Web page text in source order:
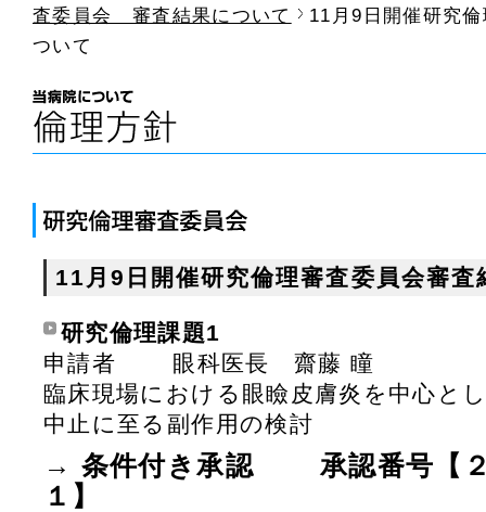
査委員会 審査結果について
11月9日開催研究
ついて
11月9日開催研究倫理審査委員会審
研究倫理課題1
申請者 眼科医長 齋藤
臨床現場における眼瞼皮膚炎を中心と
中止に至る副作用の検討
→ 条件付き承認 承認番号【２
１】